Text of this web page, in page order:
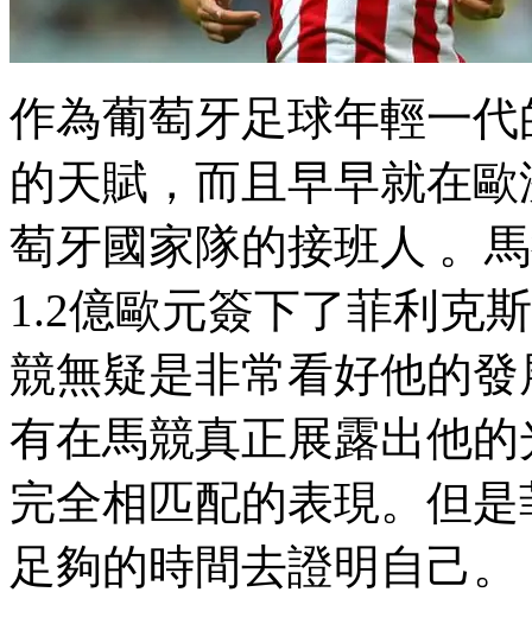
作為葡萄牙足球年輕一代
的天賦 ，而且早早就在
萄牙國家隊的接班人 
1.2億歐元簽下了菲利克斯
競無疑是非常看好他的發展
有在馬競真正展露出他的
完全相匹配的表現。但
足夠的時間去證明自己。